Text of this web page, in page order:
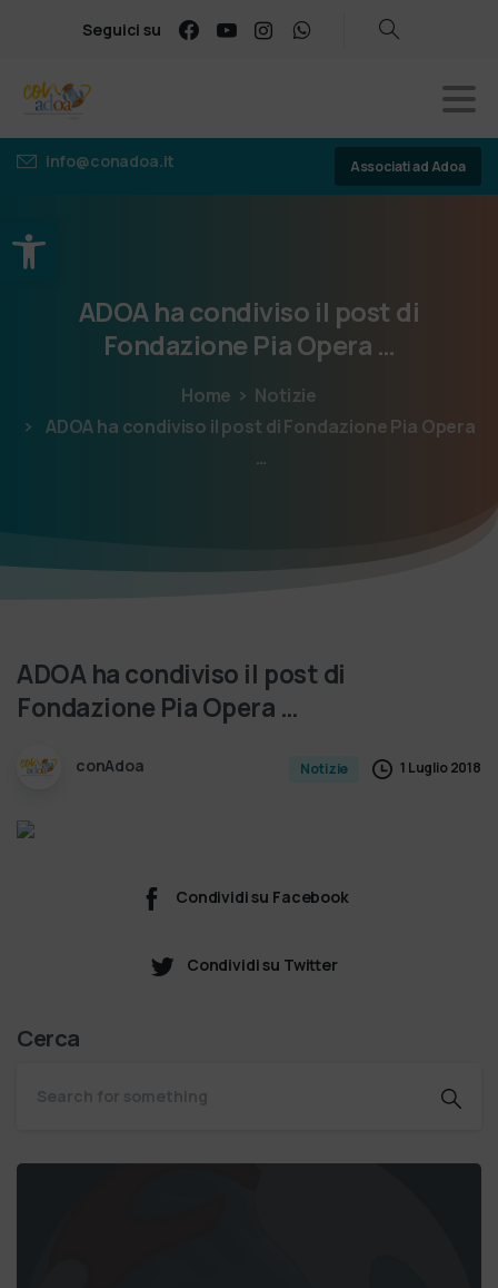
Apri la barra degli strumenti
Seguici su
info@conadoa.it Associati ad Adoa
ADOAhacondiviso il post di
Fondazione PiaOpera …
Home
Notizie
ADOA ha condiviso il post di Fondazione Pia Opera
…
ADOA hacondiviso il postdi
Fondazione PiaOpera …
conAdoa Notizie 1 Luglio 2018
Condividi su Facebook
Condividi su Twitter
Cerca